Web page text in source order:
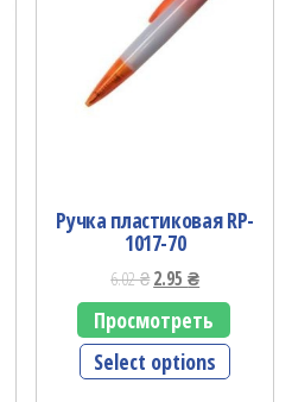
Ручка пластиковая RP-
1017-70
6.02₴2.95₴
Просмотреть
Select options